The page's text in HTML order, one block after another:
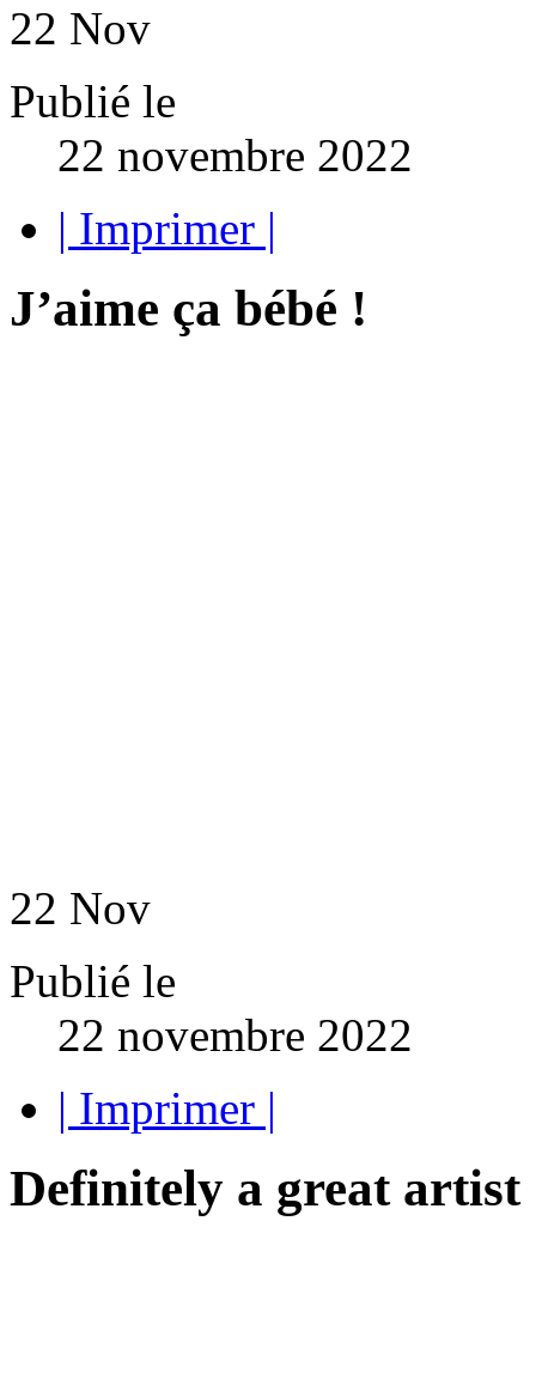
22 Nov
Publié le
22 novembre 2022
| Imprimer |
J’aime ça bébé !
22 Nov
Publié le
22 novembre 2022
| Imprimer |
Definitely a great artist